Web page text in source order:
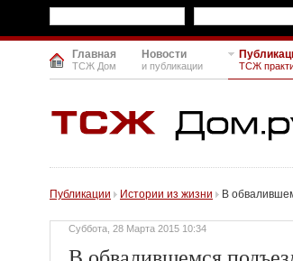
Главная
ТСЖ Дом
Новости
и публикации ТСЖ
Публикации Истории из жизни В
Суббота, 28 Марта 2015 10:34